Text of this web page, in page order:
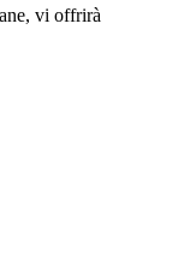
vi offrirà